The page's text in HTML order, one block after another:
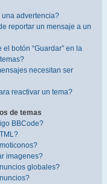
advertencia?
reportar un mensaje a un
botón “Guardar” en la
necesitan ser
reactivar un tema?
de temas
BBCode?
imagenes?
globales?